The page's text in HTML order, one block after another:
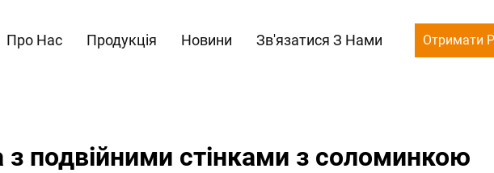
Про Нас Продукція Новини Зв'язатися З Нами Отримати
подвійними стінками з соломинкою